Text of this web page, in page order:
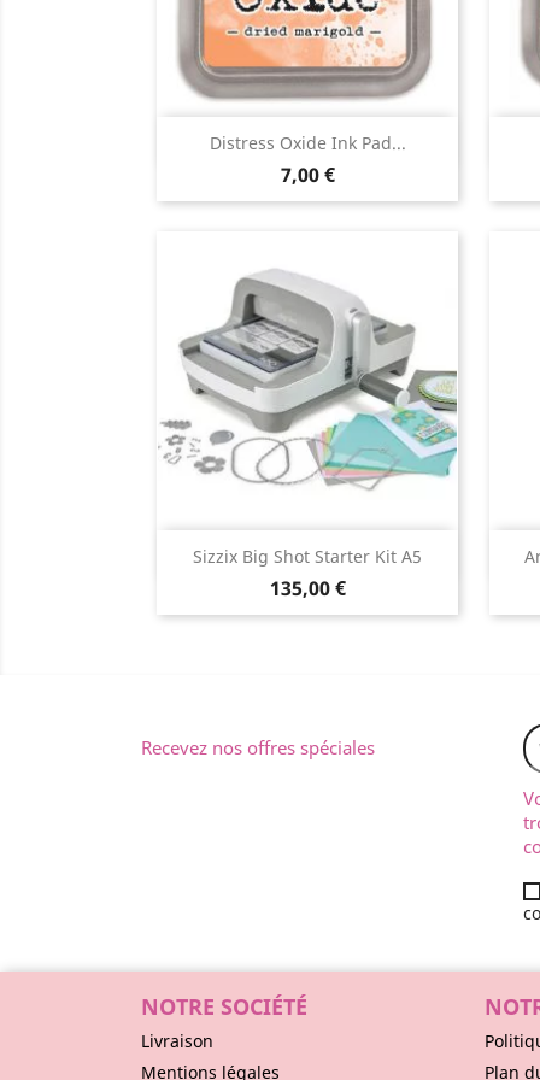
Distress Oxide Ink Pad...
7,00 €
Aperçu rapide
Sizzix Big Shot Starter Kit A5
135,00 €
Aperçu rapide
Recevez nos offres spéciales
NOTRE SOCIÉTÉ
Livraison
Mentions légales
Plan